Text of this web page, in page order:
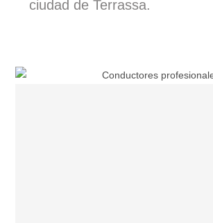
ciudad de Terrassa.